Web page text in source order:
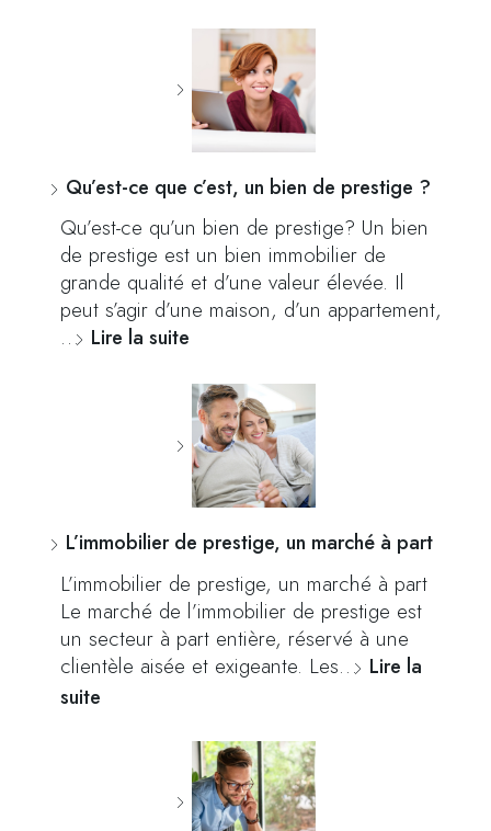
Qu’est-ce que c’est, un bien de prestige ?
Qu’est-ce qu’un bien de prestige? Un bien
de prestige est un bien immobilier de
grande qualité et d’une valeur élevée. Il
peut s’agir d’une maison, d’un appartement,
… Lire la suite
L’immobilier de prestige, un marché à part
L’immobilier de prestige, un marché à part
Le marché de l’immobilier de prestige est
un secteur à part entière, réservé à une
clientèle aisée et exigeante. Les… Lire la
suite